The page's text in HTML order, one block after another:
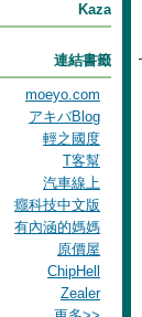
Kaza
連結書籤
moeyo.com
アキバBlog
輕之國度
T客幫
汽車線上
癮科技中文版
有內涵的媽媽
原價屋
ChipHell
Zealer